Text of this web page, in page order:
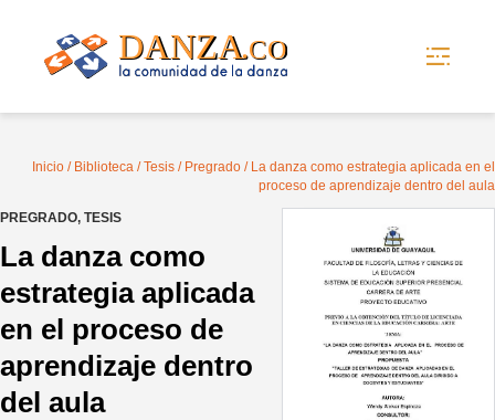
Inicio / Biblioteca /Tesis / Pregrado / La danza como estrategia aplicada en el
proceso de aprendizaje dentro del aula
PREGRADO, TESIS
La danza como
estrategia aplicada
en el proceso de
aprendizaje dentro
del aula